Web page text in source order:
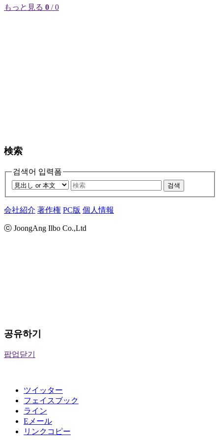
もっと見る 0 / 0
検索
검색어 입력폼
검색
会社紹介 著作権 PC版 個人情報
ⓒ JoongAng Ilbo Co.,Ltd
공유하기
팝업닫기
ツイッター
フェイスブック
ライン
Eメール
リンクコピー